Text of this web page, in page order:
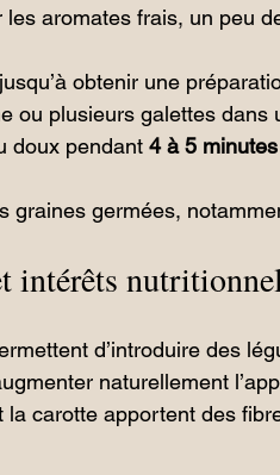
les aromates frais, un peu
obtenir une
ou plusieurs galettes dans
doux pendant 4 à 5
graines germées,
intérêts
d’introduire des
naturellement
la carotte apportent des